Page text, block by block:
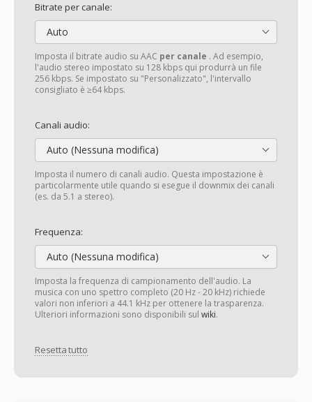
Bitrate per canale:
Auto
Imposta il bitrate audio su AAC per canale . Ad esempio,
l'audio stereo impostato su 128 kbps qui produrrà un file
256 kbps. Se impostato su "Personalizzato", l'intervallo
consigliato è ≥64 kbps.
Canali audio:
Auto (Nessuna modifica)
Imposta il numero di canali audio. Questa impostazione è
particolarmente utile quando si esegue il downmix dei canali
(es. da 5.1 a stereo).
Frequenza:
Auto (Nessuna modifica)
Imposta la frequenza di campionamento dell'audio. La
musica con uno spettro completo (20 Hz - 20 kHz) richiede
valori non inferiori a 44.1 kHz per ottenere la trasparenza.
Ulteriori informazioni sono disponibili sul wiki.
Resetta tutto